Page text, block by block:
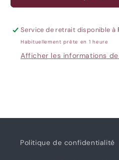
Drops
-
3609
Drops
-
3609
Service de retrait disponible à
Habituellement prête en 1 heure
Afficher les informations
Politique de confidentialité